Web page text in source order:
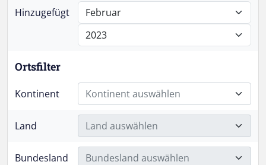
Hinzugefügt
Ortsfilter
Kontinent Kontinent auswählen
Land Land auswählen
Bundesland Bundesland auswählen